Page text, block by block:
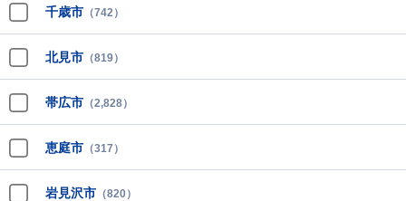
千歳市 （742）
北見市 （819）
帯広市 （2,828）
恵庭市 （317）
岩見沢市 （820）